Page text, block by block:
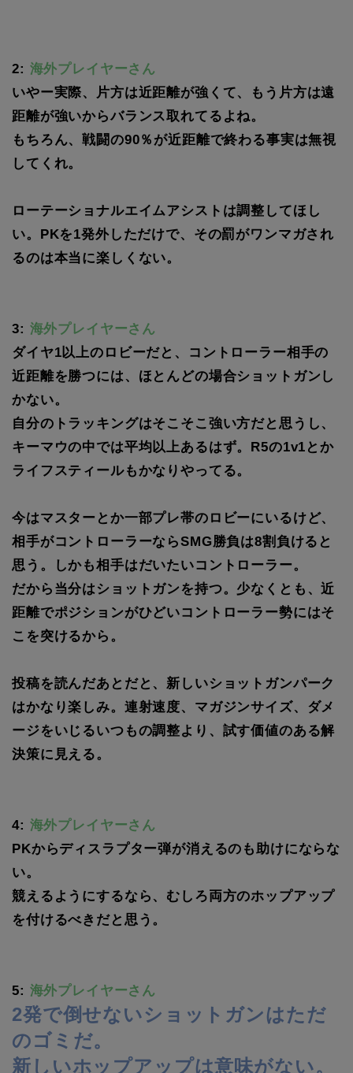
2: 海外プレイヤーさん
いやー実際、片方は近距離が強くて、もう片方は遠
距離が強いからバランス取れてるよね。
もちろん、戦闘の90％が近距離で終わる事実は無視
してくれ。
ローテーショナルエイムアシストは調整してほし
い。PKを1発外しただけで、その罰がワンマガされ
るのは本当に楽しくない。
3: 海外プレイヤーさん
ダイヤ1以上のロビーだと、コントローラー相手の
近距離を勝つには、ほとんどの場合ショットガンし
かない。
自分のトラッキングはそこそこ強い方だと思うし、
キーマウの中では平均以上あるはず。R5の1v1とか
ライフスティールもかなりやってる。
今はマスターとか一部プレ帯のロビーにいるけど、
相手がコントローラーならSMG勝負は8割負けると
思う。しかも相手はだいたいコントローラー。
だから当分はショットガンを持つ。少なくとも、近
距離でポジションがひどいコントローラー勢にはそ
こを突けるから。
投稿を読んだあとだと、新しいショットガンパーク
はかなり楽しみ。連射速度、マガジンサイズ、ダメ
ージをいじるいつもの調整より、試す価値のある解
決策に見える。
4: 海外プレイヤーさん
PKからディスラプター弾が消えるのも助けにならな
い。
競えるようにするなら、むしろ両方のホップアップ
を付けるべきだと思う。
5: 海外プレイヤーさん
2発で倒せないショットガンはただ
のゴミだ。
新しいホップアップは意味がない。